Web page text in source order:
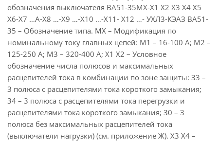
обозначения выключателя ВА51-35МХ-Х1 Х2 Х3 Х4 Х5
Х6-Х7 …А-Х8 …-Х9 …-Х10 …-Х11- Х12 …- УХЛ3-КЭАЗ ВА51-
35 – Обозначение типа. МХ – Модификация по
номинальному току главных цепей: М1 – 16-100 А; М2 –
125-250 А; М3 – 320-400 А; Х1 Х2 – Условное
обозначение числа полюсов и максимальных
расцепителей тока в комбинации по зоне защиты: 33 –
3 полюса с расцепителями тока короткого замыкания;
34 – 3 полюса с расцепителями тока перегрузки и
расцепителями тока короткого замыкания; 30 – 3
полюса без максимальных расцепителей тока
(выключатели нагрузки) (см. приложение Ж). Х3 Х4 –